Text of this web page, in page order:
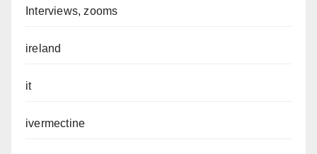
Interviews, zooms
ireland
it
ivermectine